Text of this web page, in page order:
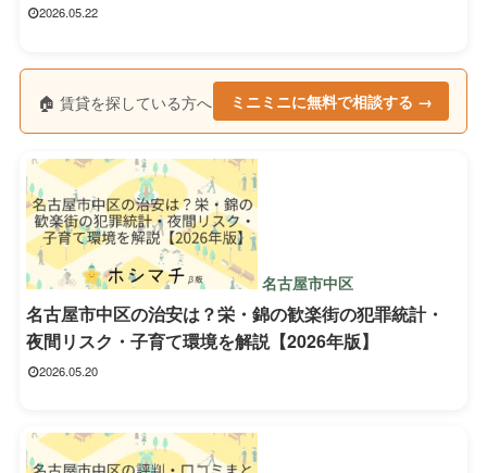
2026.05.22
🏠 賃貸を探している方へ ミニミニに無料で相談する →
名古屋市中区
名古屋市中区の治安は？栄・錦の歓楽街の犯罪統計・
夜間リスク・子育て環境を解説【2026年版】
2026.05.20